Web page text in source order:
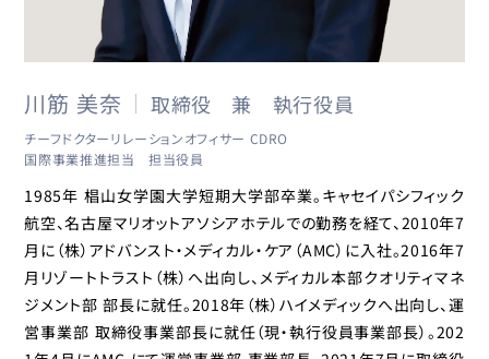
川筋 美奈 取締役 兼 執行役員
チーフドクターリレーションオフィサー CDRO
国際事業推進担当 担当役員
1985年 椙山女学園大学短期大学部卒業。キャセイパシフィック
航空、名古屋マリオットアソシアホテルでの勤務を経て、2010年7
月に（株）アドバンスト・メディカル・ケア（AMC）に入社。2016年7
月リゾートトラスト（株）へ出向し、メディカル本部クオリティマネ
ジメント部 部長に就任。2018年（株）ハイメディックへ出向し、運
営事業部 取締役事業部長に就任（現・執行役員事業部長）。202